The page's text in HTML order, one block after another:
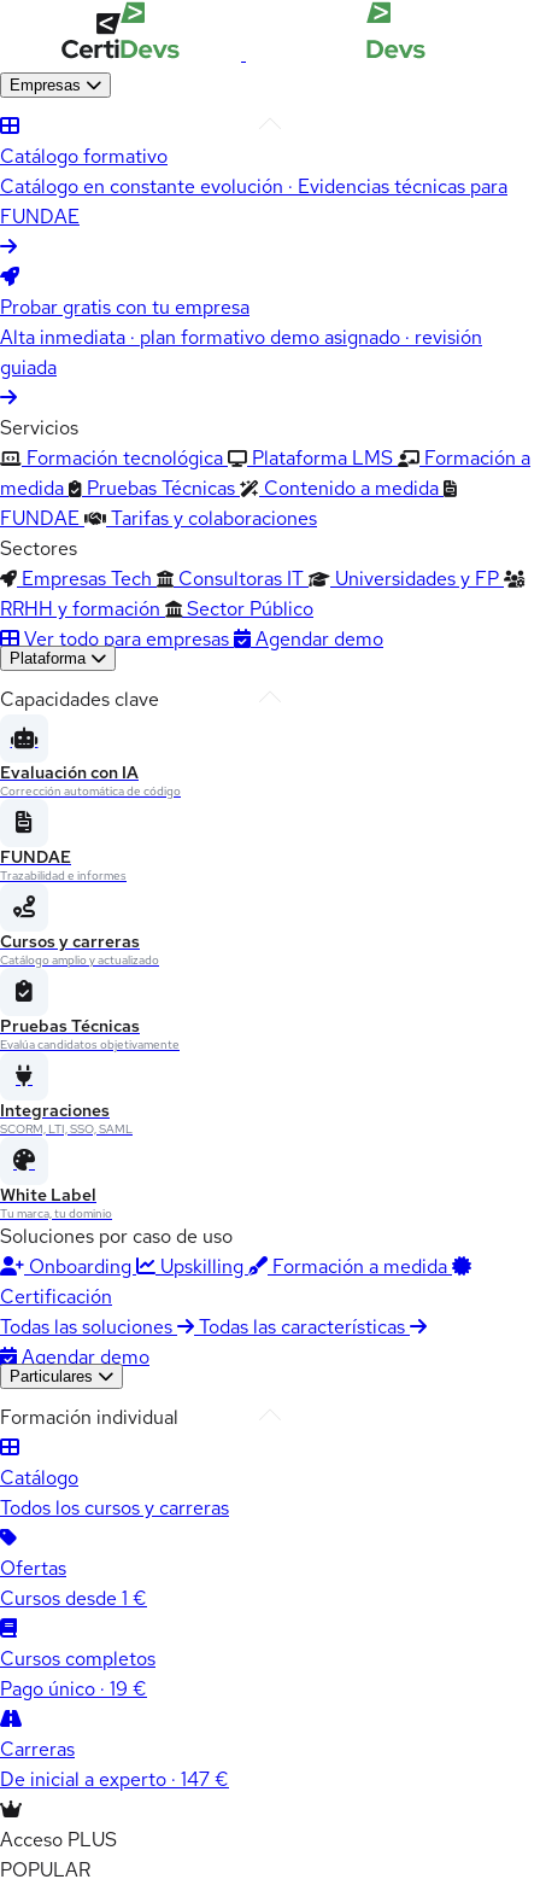
Empresas
Catálogo formativo
Catálogo en constante evolución · Evidencias técnicas para
FUNDAE
Probar gratis con tu empresa
Alta inmediata · plan formativo demo asignado · revisión
guiada
Servicios
Formación tecnológica
Plataforma LMS
Formación a
medida
Pruebas Técnicas
Contenido a medida
FUNDAE
Tarifas y colaboraciones
Sectores
Empresas Tech
Consultoras IT
Universidades y FP
RRHH y formación
Sector Público
Ver todo para empresas
Agendar demo
Plataforma
Capacidades clave
Evaluación con IA
Corrección automática de código
FUNDAE
Trazabilidad e informes
Cursos y carreras
Catálogo amplio y actualizado
Pruebas Técnicas
Evalúa candidatos objetivamente
Integraciones
SCORM, LTI, SSO, SAML
White Label
Tu marca, tu dominio
Soluciones por caso de uso
Onboarding
Upskilling
Formación a medida
Certificación
Todas las soluciones
Todas las características
Agendar demo
Particulares
Formación individual
Catálogo
Todos los cursos y carreras
Ofertas
Cursos desde 1 €
Cursos completos
Pago único · 19 €
Carreras
De inicial a experto · 147 €
Acceso PLUS
POPULAR